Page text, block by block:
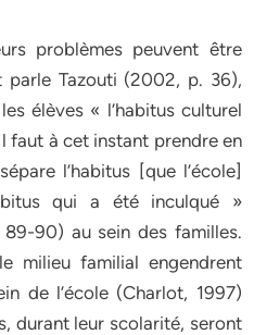
problèmes peuvent être
parle Tazouti (2002, p. 36),
élèves « l’habitus culturel
faut à cet instant prendre en
l’habitus [que l’école]
qui a été inculqué »
90) au sein des familles.
milieu familial engendrent
de l’école (Charlot, 1997)
durant leur scolarité, seront